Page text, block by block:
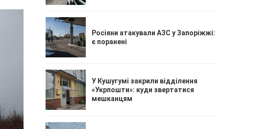
Росіяни атакували АЗС у Запоріжжі:
є поранені
У Кушугумі закрили відділення
«Укрпошти»: куди звертатися
мешканцям